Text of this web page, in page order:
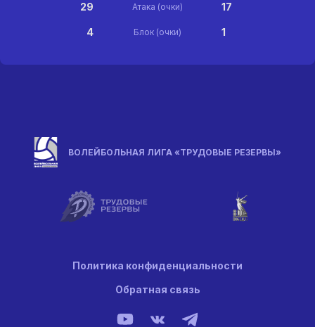
29 Атака (очки) 17
4 Блок (очки) 1
ВОЛЕЙБОЛЬНАЯ ЛИГА «ТРУДОВЫЕ РЕЗЕРВЫ»
Политика конфиденциальности
Обратная связь